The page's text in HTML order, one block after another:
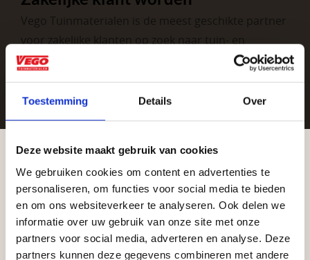
Toestemming Details Over
Deze website maakt gebruik van cookies
We gebruiken cookies om content en advertenties te
personaliseren, om functies voor social media te bieden
en om ons websiteverkeer te analyseren. Ook delen we
informatie over uw gebruik van onze site met onze
partners voor social media, adverteren en analyse. Deze
partners kunnen deze gegevens combineren met andere
Vego Tuinmaterialen is de meest geschikte partner
voor zakelijke klanten op zoek naar tuin- en
infraproducten. Als professionele leverancier van
tuinmaterialen bieden wij een breed assortiment
aan producten van topkwaliteit. Lees meer over de
zakelijke mogelijkheden.
Aangepaste openingstijden tijdens de
vakantieperiode
Waardenburg en Vego Dordrecht hanteren tijdens
de vakantieperiode aangepaste openingstijden op